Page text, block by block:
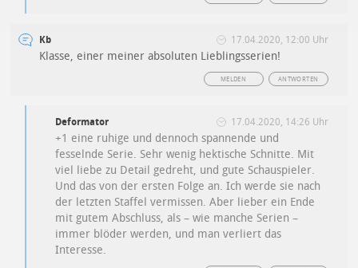
Kb 17.04.2020, 12:00 Uhr
Klasse, einer meiner absoluten Lieblingsserien!
ANTWORTEN
MELDEN
Deformator 17.04.2020, 14:26 Uhr
+1 eine ruhige und dennoch spannende und
fesselnde Serie. Sehr wenig hektische Schnitte. Mit
viel liebe zu Detail gedreht, und gute Schauspieler.
Und das von der ersten Folge an. Ich werde sie nach
der letzten Staffel vermissen. Aber lieber ein Ende
mit gutem Abschluss, als – wie manche Serien –
immer blöder werden, und man verliert das
Interesse.